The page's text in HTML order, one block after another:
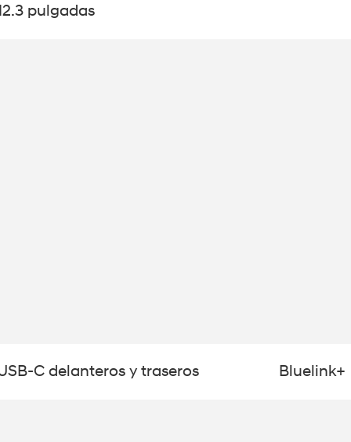
pulgadas
C delanteros y traseros Bluelink+